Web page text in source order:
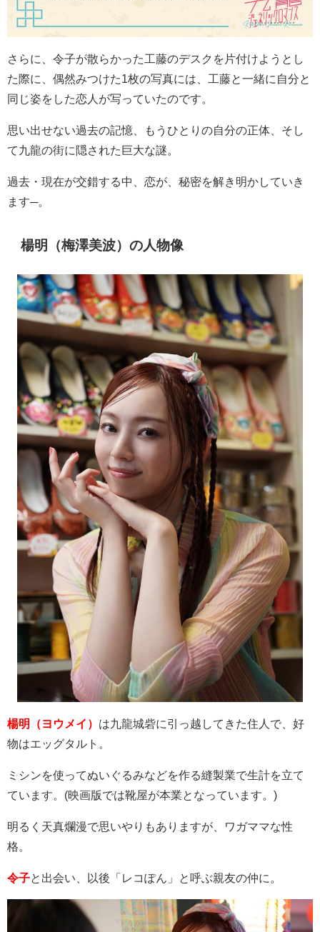
さらに、令子が散らかった工藤のデスクを片付けようとし
た際に、偶然みつけた1 枚の写真には、工藤と一緒に自分と
同じ姿をした恋人が写っていたのです。
思い出せない過去の記憶、もうひとりの自分の正体、そし
て九龍の街に隠された巨大な謎。
過去・現在が交錯する中、恋が、秘密を解き明かしていき
ます─。
楊明（梅澤美波）の人物像
楊明（ヨウメイ） は九龍城砦に引っ越してきた住人で、好
物はエッグタルト。
ミシンを使ってぬいぐるみなどを作る縫製業で生計を立て
ています。 (映画版では靴屋が本業となっています。 )
明るく天真爛漫で思いやりもありますが、ワガママな性
格。
令子と出会い、以後「レコぽん」と呼ぶ親友の仲に。